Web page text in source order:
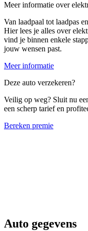
Meer informatie over
Van laadpaal tot laadpas
Hier lees je alles over
vind je binnen enkele
jouw wensen past.
Meer informatie
Deze auto verzekeren?
Veilig op weg? Sluit nu
een scherp tarief en
Bereken premie
Auto gegevens